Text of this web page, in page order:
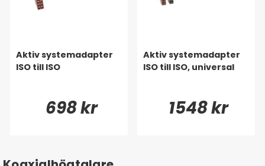
Aktiv systemadapter
ISO till ISO
698 kr
Aktiv systemadapter
ISO till ISO, universal
1548 kr